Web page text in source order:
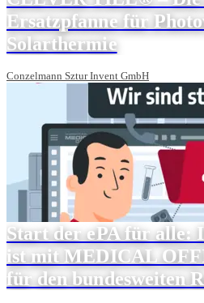
Ersatzpfanne für
Solarthermie
Conzelmann Sztur Invent GmbH
Start der ePA für alle:
ist mit MEDICAL
für den bundesweiten